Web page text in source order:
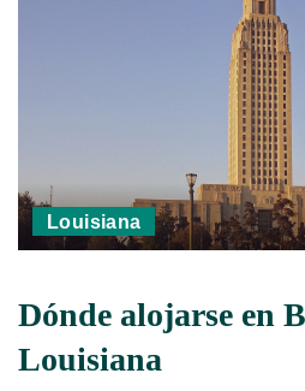
Louisiana
Dónde alojarse en
Louisiana